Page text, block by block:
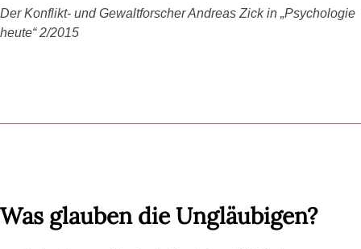
Der Konflikt- und Gewaltforscher Andreas Zick in „Psychologie
heute“ 2/2015
Was glauben die Ungläubigen?